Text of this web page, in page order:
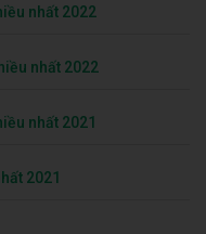
nhất 2022
nhất 2022
nhất 2021
2021